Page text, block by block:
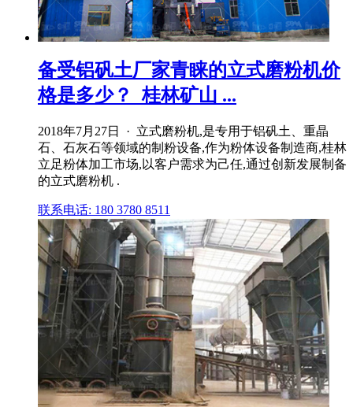
备受铝矾土厂家青睐的立式磨粉机价
格是多少？_桂林矿山 ...
2018年7月27日 · 立式磨粉机,是专用于铝矾土、重晶
石、石灰石等领域的制粉设备,作为粉体设备制造商,桂林
立足粉体加工市场,以客户需求为己任,通过创新发展制备
的立式磨粉机 .
联系电话: 180 3780 8511